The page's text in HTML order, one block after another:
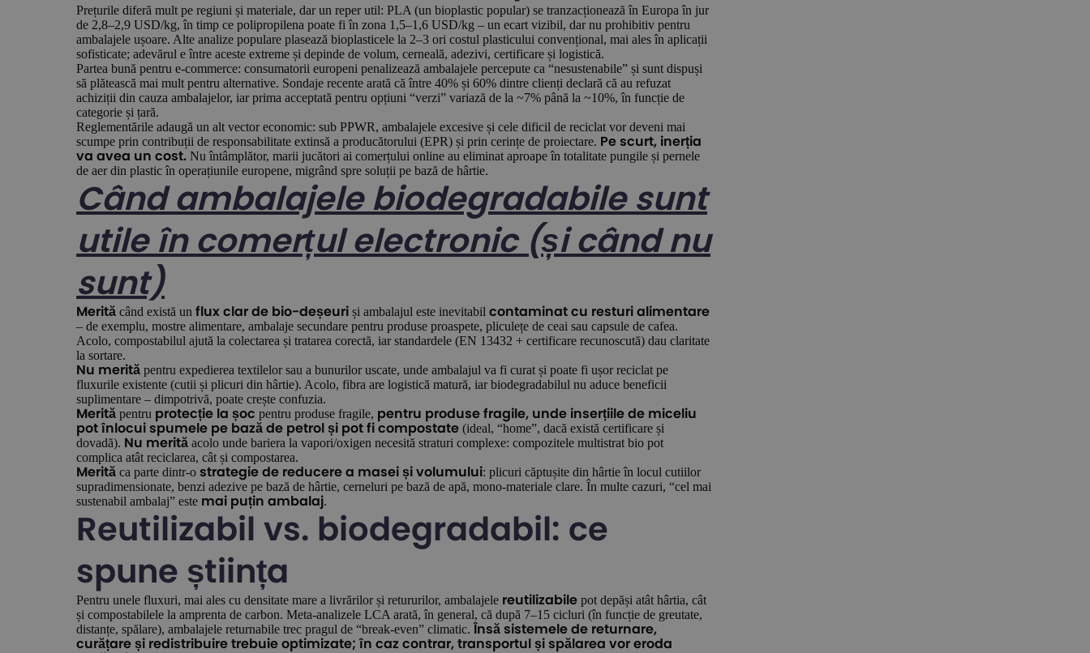
Prețurile diferă mult pe regiuni și materiale, dar un reper util: PLA (un bioplastic popular) se tranzacționează în Europa în jur
de 2,8–2,9 USD/kg, în timp ce polipropilena poate fi în zona 1,5–1,6 USD/kg – un ecart vizibil, dar nu prohibitiv pentru
ambalajele ușoare. Alte analize populare plasează bioplasticele la 2–3 ori costul plasticului convențional, mai ales în aplicații
sofisticate; adevărul e între aceste extreme și depinde de volum, cerneală, adezivi, certificare și logistică.
Partea bună pentru e-commerce: consumatorii europeni penalizează ambalajele percepute ca “nesustenabile” și sunt dispuși
să plătească mai mult pentru alternative. Sondaje recente arată că între 40% și 60% dintre clienți declară că au refuzat
achiziții din cauza ambalajelor, iar prima acceptată pentru opțiuni “verzi” variază de la ~7% până la ~10%, în funcție de
categorie și țară.
Reglementările adaugă un alt vector economic: sub PPWR, ambalajele excesive și cele dificil de reciclat vor deveni mai
scumpe prin contribuții de responsabilitate extinsă a producătorului (EPR) și prin cerințe de proiectare. Pe scurt, inerția
va avea un cost. Nu întâmplător, marii jucători ai comerțului online au eliminat aproape în totalitate pungile și pernele
de aer din plastic în operațiunile europene, migrând spre soluții pe bază de hârtie.
Când ambalajele biodegradabile sunt
utile în comerțul electronic (și când nu
sunt)
Merită când există unflux clar de bio-deșeuri și ambalajul este inevitabilcontaminat cu resturi alimentare
– de exemplu, mostre alimentare, ambalaje secundare pentru produse proaspete, pliculețe de ceai sau capsule de cafea.
Acolo, compostabilul ajută la colectarea și tratarea corectă, iar standardele (EN 13432 + certificare recunoscută) dau claritate
la sortare.
Nu merită pentru expedierea textilelor sau a bunurilor uscate, unde ambalajul va fi curat și poate fi ușor reciclat pe
fluxurile existente (cutii și plicuri din hârtie). Acolo, fibra are logistică matură, iar biodegradabilul nu aduce beneficii
suplimentare – dimpotrivă, poate crește confuzia.
Merită pentru protecție la șoc pentru produse fragile, pentru produse fragile, unde inserțiile de miceliu
pot înlocui spumele pe bază de petrol și pot fi compostate (ideal, “home”, dacă există certificare și
dovadă). Nu merită acolo unde bariera la vapori/oxigen necesită straturi complexe: compozitele multistrat bio pot
complica atât reciclarea, cât și compostarea.
Merită ca parte dintr-ostrategie de reducere a masei și volumului: plicuri căptușite din hârtie în locul cutiilor
supradimensionate, benzi adezive pe bază de hârtie, cerneluri pe bază de apă, mono-materiale clare. În multe cazuri, “cel mai
sustenabil ambalaj” este mai puțin ambalaj.
Reutilizabil vs. biodegradabil: ce
spune știința
Pentru unele fluxuri, mai ales cu densitate mare a livrărilor și retururilor, ambalajele reutilizabile pot depăși atât hârtia, cât
și compostabilele la amprenta de carbon. Meta-analizele LCA arată, în general, că după 7–15 cicluri (în funcție de greutate,
distanțe, spălare), ambalajele returnabile trec pragul de “break-even” climatic. Însă sistemele de returnare,
curățare și redistribuire trebuie optimizate; în caz contrar, transportul și spălarea vor eroda